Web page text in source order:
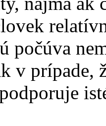
počúva
v prípade,